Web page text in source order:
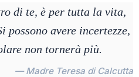
di te, è per tutta la vita,
possono avere incertezze,
non tornerà più.
— Madre Teresa di Calcutta